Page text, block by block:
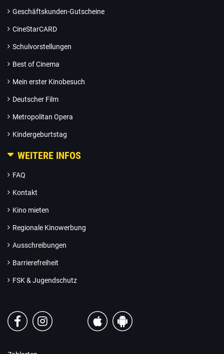
Geschäftskunden-Gutscheine
CineStarCARD
Schulvorstellungen
Best of Cinema
Mein erster Kinobesuch
Deutscher Film
Metropolitan Opera
Kindergeburtstag
WEITERE INFOS
FAQ
Kontakt
Kino mieten
Regionale Kinowerbung
Ausschreibungen
Barrierefreiheit
FSK & Jugendschutz